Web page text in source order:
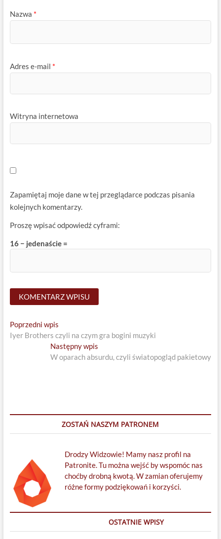
Nazwa *
Adres e-mail *
Witryna internetowa
Zapamiętaj moje dane w tej przeglądarce podczas pisania
kolejnych komentarzy.
Proszę wpisać odpowiedź cyframi:
16 − jedenaście =
Nawigacja
wpisu
Poprzedni wpisPrevious
post:
Iyer Brothers czyli na czym gra bogini muzyki
Następny wpis
post:
W oparach absurdu, czyli światopogląd pakietowy
ZOSTAŃ NASZYM PATRONEM
Drodzy Widzowie! Mamy nasz profil na
Patronite. Tu można wejść by wspomóc nas
choćby drobną kwotą. W zamian oferujemy
różne formy podziękowań i korzyści.
OSTATNIE WPISY